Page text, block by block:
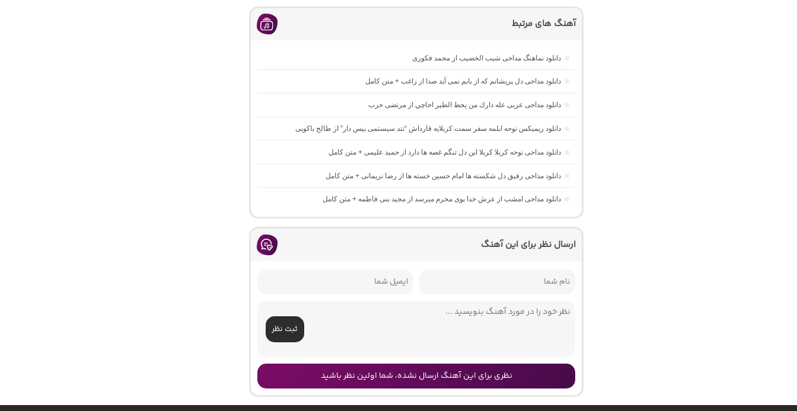
آهنگ های مرتبط
دانلود نماهنگ مداحی شیب الخضیب از محمد فکوری
دانلود مداحی دل پریشانم که از بابم نمی آید صدا از راغب + متن کامل
دانلود مداحی عربی عله دارك من يحط الطير احاچي از مرتضی حرب
دانلود ریمیکس نوحه ایلمه سفر سمت کربلایه قارداش “تند سیستمی بیس دار” از طالح باکویی
دانلود مداحی نوحه کربلا کربلا این دل تنگم غصه ها دارد از حمید علیمی + متن کامل
دانلود مداحی رفیق دل شکسته ها امام حسین خسته ها از رضا نریمانی + متن کامل
دانلود مداحی امشب از عرش خدا بوی محرم میرسد از مجید بنی فاطمه + متن کامل
ارسال نظر برای این آهنگ
ثبت نظر
نظری برای این آهنگ ارسال نشده، شما اولین نظر باشید